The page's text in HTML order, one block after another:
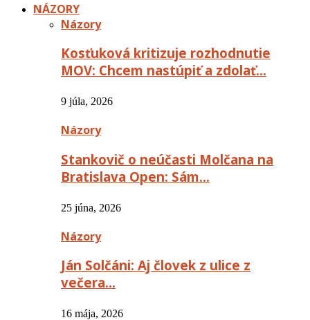
NÁZORY
Názory
Kosťuková kritizuje rozhodnutie
MOV: Chcem nastúpiť a zdolať…
9 júla, 2026
Názory
Stankovič o neúčasti Molčana na
Bratislava Open: Sám…
25 júna, 2026
Názory
Ján Solčáni: Aj človek z ulice z
večera…
16 mája, 2026